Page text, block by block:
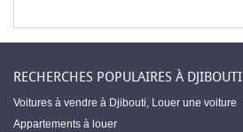
RECHERCHES POPULAIRES À DJIBOUTI
Voitures à vendre à Djibouti, Louer une voiture
Appartements à louer